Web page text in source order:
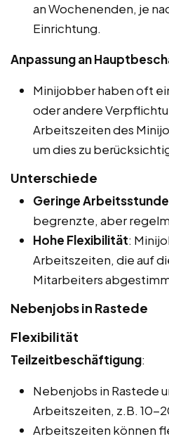
an Wochenenden, je
Einrichtung.
Anpassung an
Minijobber haben oft
oder andere
Arbeitszeiten des
um dies zu
Unterschiede
Geringe
begrenzte, aber
Hohe Flexibilität:
Arbeitszeiten, die auf
Mitarbeiters
Nebenjobs in Rastede
Flexibilität
Teilzeitbeschäftigung:
Nebenjobs in Rastede
Arbeitszeiten, z.B. 10-
Arbeitszeiten können